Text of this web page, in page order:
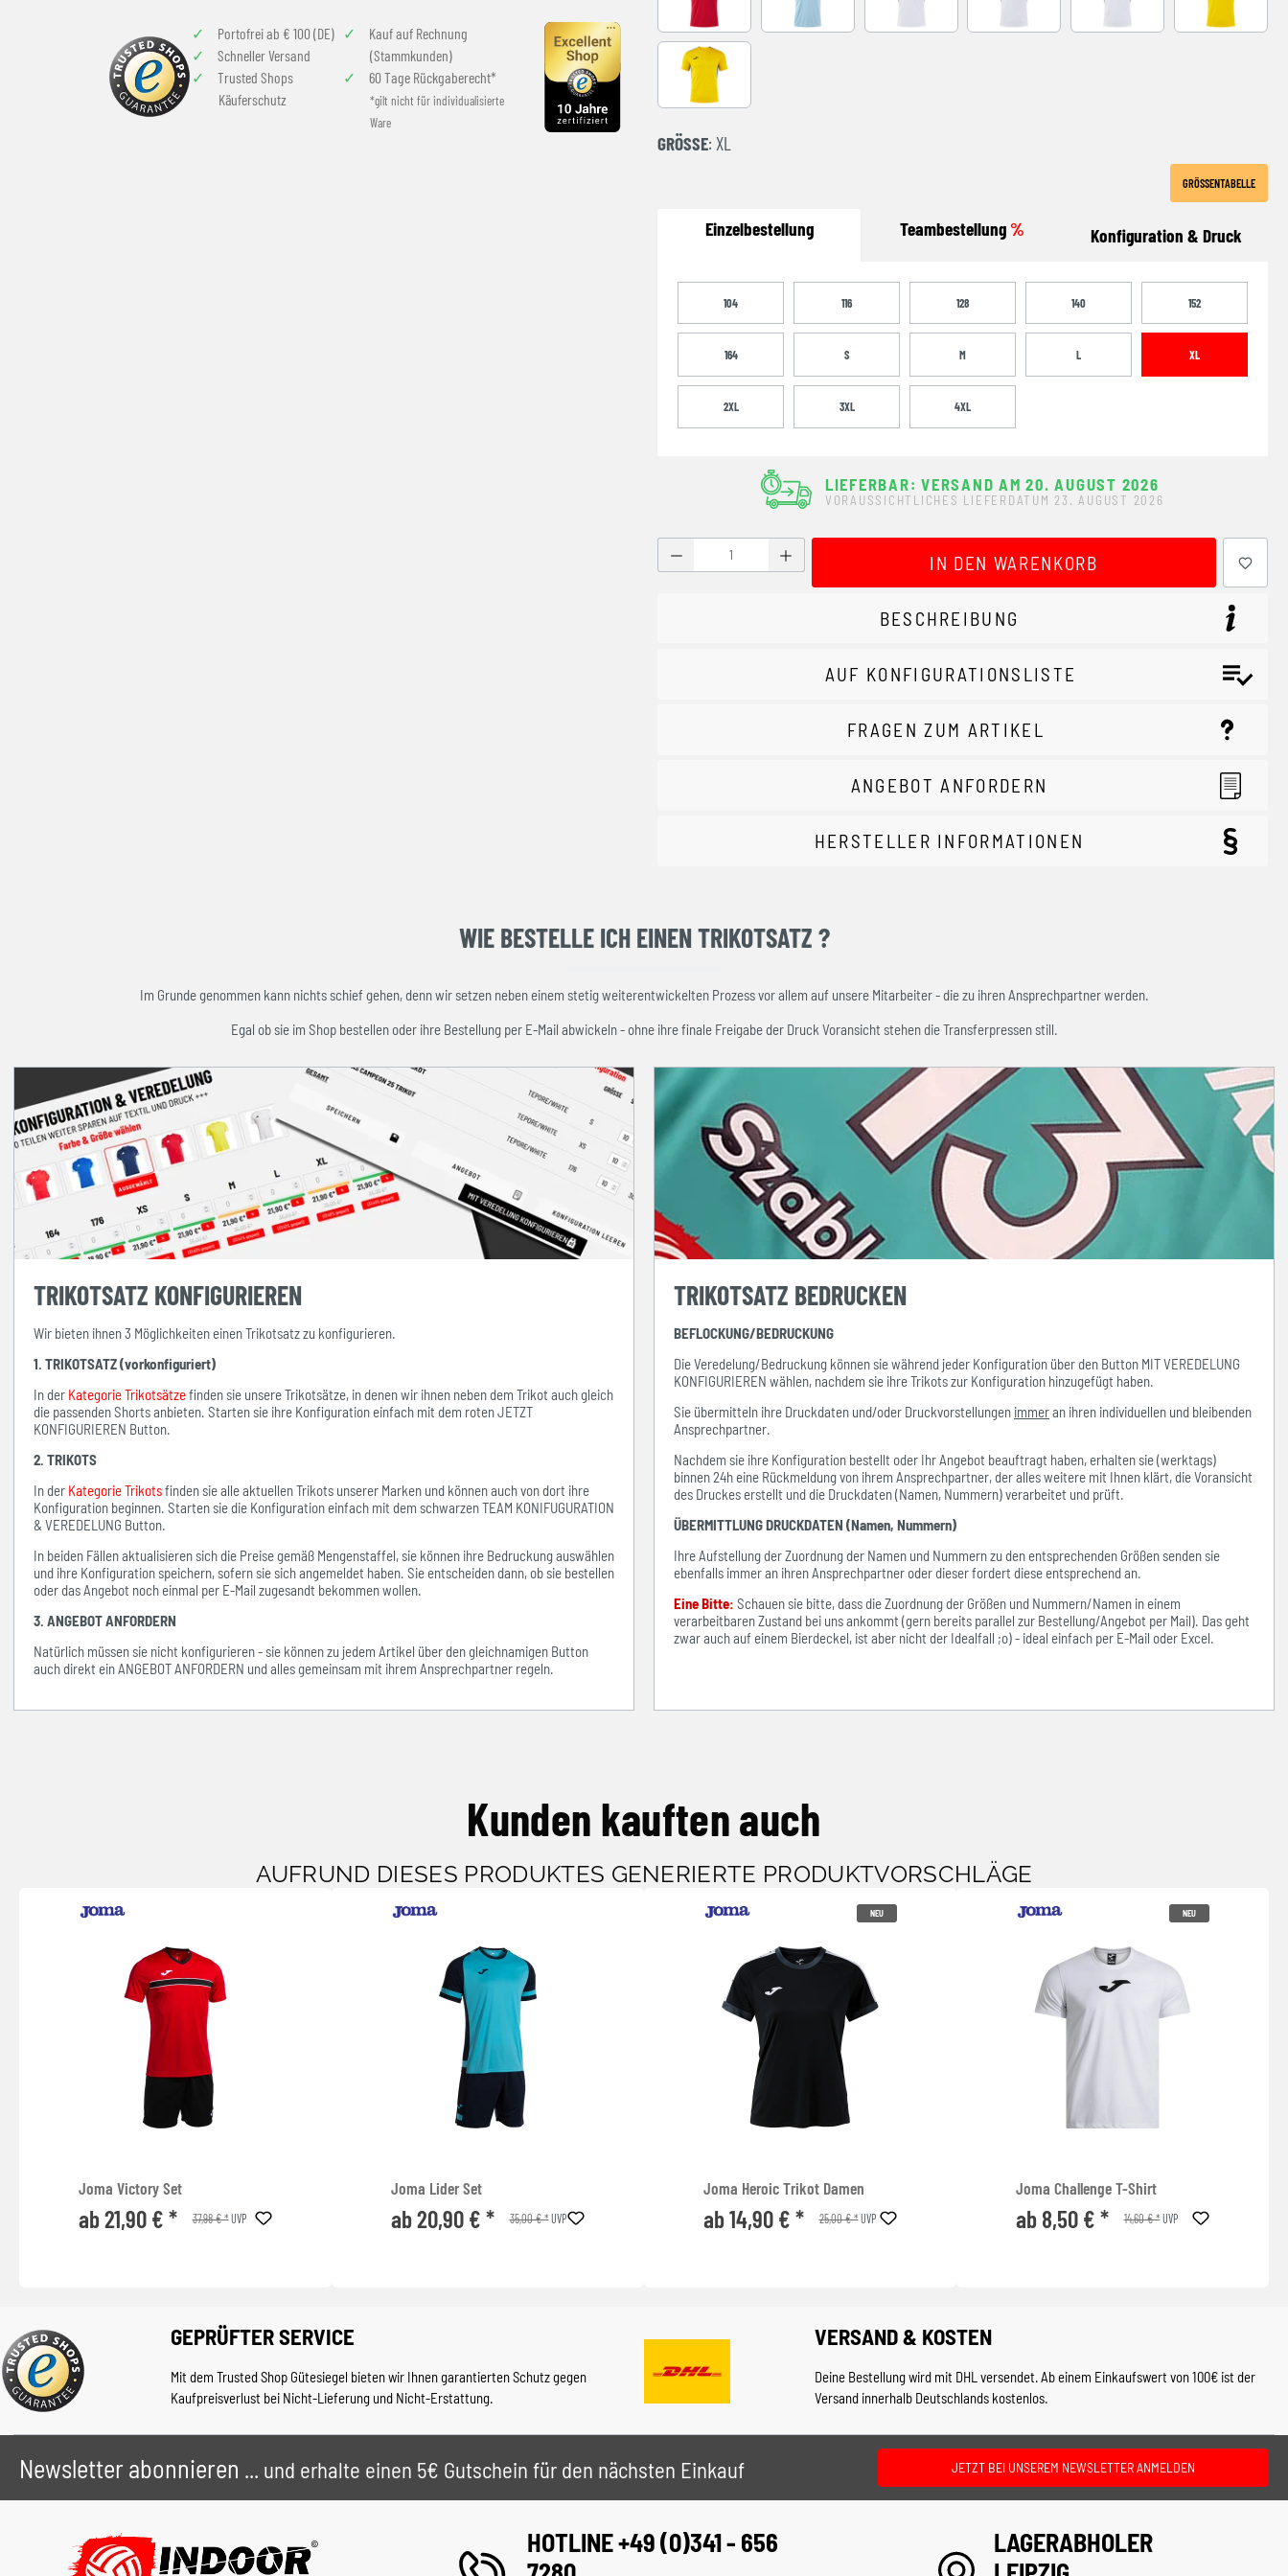
Portofrei ab € 100 (DE)
Schneller Versand
Trusted Shops
Käuferschutz
Kauf auf Rechnung
(Stammkunden)
60 Tage Rückgaberecht*
*gilt nicht für individualisierte
Ware
RED-BLACK WHITE-RED WHITE-ROYAL WHITE-BLACK YELLOW-
YELLOW-ROYAL
GRÖSSE : XL
GRÖSSENTABELLE
Einzelbestellung Teambestellung% Konfiguration & Druck
104 116 128 140 152
164 S M L XL
2XL 3XL 4XL
LIEFERBAR: VERSAND AM 20. AUGUST 2026
VORAUSSICHTLICHES LIEFERDATUM 23. AUGUST 2026
Produkt Anzahl: Gib den gewünschten Wert ein oder benutze die Schaltflächen
IN DEN WARENKORB
BESCHREIBUNG
AUF KONFIGURATIONSLISTE
FRAGEN ZUM ARTIKEL
ANGEBOT ANFORDERN
HERSTELLER INFORMATIONEN
WIE BESTELLE ICH EINEN TRIKOTSATZ ?
Im Grunde genommen kann nichts schief gehen, denn wir setzen neben einem stetig weiterentwickelten Prozess vor allem auf unsere Mitarbeiter - die zu ihren Ansprechpartner werden.
Egal ob sie im Shop bestellen oder ihre Bestellung per E-Mail abwickeln - ohne ihre finale Freigabe der Druck Voransicht stehen die Transferpressen still.
TRIKOTSATZ KONFIGURIEREN
Wir bieten ihnen 3 Möglichkeiten einen Trikotsatz zu konfigurieren.
1. TRIKOTSATZ (vorkonfiguriert)
In der Kategorie Trikotsätzefinden sie unsere Trikotsätze, in denen wir ihnen neben dem Trikot auch gleich
die passenden Shorts anbieten. Starten sie ihre Konfiguration einfach mit dem roten JETZT
KONFIGURIEREN Button.
2. TRIKOTS
In der Kategorie Trikotsfinden sie alle aktuellen Trikots unserer Marken und können auch von dort ihre
Konfiguration beginnen. Starten sie die Konfiguration einfach mit dem schwarzen TEAM KONIFUGURATION
& VEREDELUNG Button.
In beiden Fällen aktualisieren sich die Preise gemäß Mengenstaffel, sie können ihre Bedruckung auswählen
und ihre Konfiguration speichern, sofern sie sich angemeldet haben. Sie entscheiden dann, ob sie bestellen
oder das Angebot noch einmal per E-Mail zugesandt bekommen wollen.
3. ANGEBOT ANFORDERN
Natürlich müssen sie nicht konfigurieren - sie können zu jedem Artikel über den gleichnamigen Button
auch direkt ein ANGEBOT ANFORDERN und alles gemeinsam mit ihrem Ansprechpartner regeln.
TRIKOTSATZ BEDRUCKEN
BEFLOCKUNG/BEDRUCKUNG
Die Veredelung/Bedruckung können sie während jeder Konfiguration über den Button MIT VEREDELUNG
KONFIGURIEREN wählen, nachdem sie ihre Trikots zur Konfiguration hinzugefügt haben.
Sie übermitteln ihre Druckdaten und/oder Druckvorstellungen immeran ihren individuellen und bleibenden
Ansprechpartner.
Nachdem sie ihre Konfiguration bestellt oder Ihr Angebot beauftragt haben, erhalten sie (werktags)
binnen 24h eine Rückmeldung von ihrem Ansprechpartner, der alles weitere mit Ihnen klärt, die Voransicht
des Druckes erstellt und die Druckdaten (Namen, Nummern) verarbeitet und prüft.
ÜBERMITTLUNG DRUCKDATEN (Namen, Nummern)
Ihre Aufstellung der Zuordnung der Namen und Nummern zu den entsprechenden Größen senden sie
ebenfalls immer an ihren Ansprechpartner oder dieser fordert diese entsprechend an.
Eine Bitte: Schauen sie bitte, dass die Zuordnung der Größen und Nummern/Namen in einem
verarbeitbaren Zustand bei uns ankommt (gern bereits parallel zur Bestellung/Angebot per Mail). Das geht
zwar auch auf einem Bierdeckel, ist aber nicht der Idealfall ;o) - ideal einfach per E-Mail oder Excel.
Kunden kauften auch
AUFRUND DIESES PRODUKTES GENERIERTE PRODUKTVORSCHLÄGE
Joma Victory Set
ab 21,90 € * 37,98 € *UVP
Joma Lider Set
ab 20,90 € * 35,00 € *UVP
NEU
Joma Heroic Trikot Damen
ab 14,90 € * 25,00 € *UVP
NEU
Joma Challenge T-Shirt
ab 8,50 € * 14,60 € *UVP
GEPRÜFTER SERVICE
Mit dem Trusted Shop Gütesiegel bieten wir Ihnen garantierten Schutz gegen
Kaufpreisverlust bei Nicht-Lieferung und Nicht-Erstattung.
VERSAND & KOSTEN
Deine Bestellung wird mit DHL versendet. Ab einem Einkaufswert von 100€ ist der
Versand innerhalb Deutschlands kostenlos.
Newsletter abonnieren ... und erhalte einen 5€ Gutschein für den nächsten Einkauf JETZT BEI UNSEREM NEWSLETTER ANMELDEN
HOTLINE +49 (0)341 - 656
LAGERABHOLER